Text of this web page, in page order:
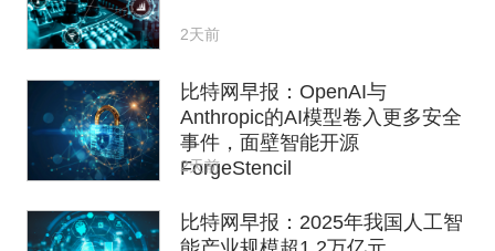
2天前
比特网早报：OpenAI与
Anthropic的AI模型卷入更多安全
事件，面壁智能开源
ForgeStencil
2天前
比特网早报：2025年我国人工智